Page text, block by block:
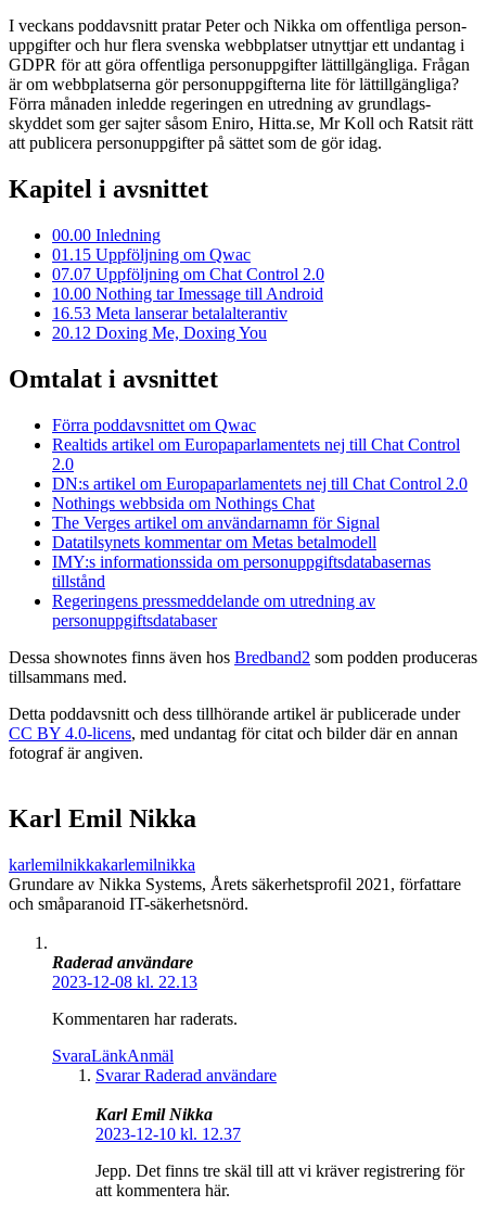
I veckans poddavsnitt pratar Peter och Nikka om offentliga person­
uppgifter och hur flera svenska webbplatser utnyttjar ett undantag i
GDPR för att göra offentliga personuppgifter lättillgängliga. Frågan
är om webbplatserna gör personuppgifterna lite för lättillgängliga?
Förra månaden inledde regeringen en utredning av grundlags­
skyddet som ger sajter såsom Eniro, Hitta.se, Mr Koll och Ratsit rätt
att publicera personuppgifter på sättet som de gör idag.
Kapitel i avsnittet
00.00 Inledning
01.15 Uppföljning om Qwac
07.07 Uppföljning om Chat Control 2.0
10.00 Nothing tar Imessage till Android
16.53 Meta lanserar betalalterantiv
20.12 Doxing Me, Doxing You
Omtalat i avsnittet
Förra poddavsnittet om Qwac
Realtids artikel om Europaparlamentets nej till Chat Control
2.0
DN:s artikel om Europaparlamentets nej till Chat Control 2.0
Nothings webbsida om Nothings Chat
The Verges artikel om användarnamn för Signal
Datatilsynets kommentar om Metas betalmodell
IMY:s informationssida om personuppgiftsdatabasernas
tillstånd
Regeringens pressmeddelande om utredning av
personuppgiftsdatabaser
Dessa shownotes finns även hos Bredband2 som podden produceras
tillsammans med.
Detta poddavsnitt och dess tillhörande artikel är publicerade under
CC BY 4.0-licens, med undantag för citat och bilder där en annan
fotograf är angiven.
Karl Emil Nikka
karlemilnikkakarlemilnikka
Grundare av Nikka Systems, Årets säkerhetsprofil 2021, författare
och småparanoid IT-säkerhetsnörd.
Raderad användare
2023-12-08 kl. 22.13
Kommentaren har raderats.
SvaraLänkAnmäl
Svarar Raderad användare
Karl Emil Nikka
2023-12-10 kl. 12.37
Jepp. Det finns tre skäl till att vi kräver registrering för
att kommentera här.